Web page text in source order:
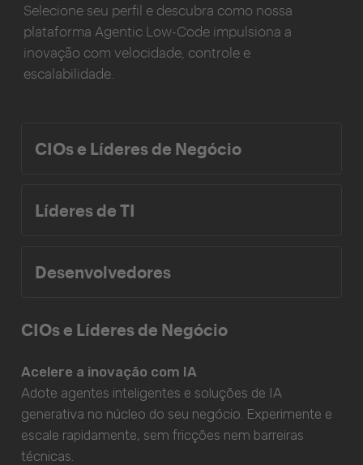
Selecione seu perfil e descubra como nossa
plataforma Agentic Low-Code impulsiona a
inovação com velocidade, controle e
escalabilidade.
CIOs e Líderes de Negócio
Líderes de TI
Desenvolvedores
CIOs e Líderes de Negócio
Acelere a inovação com IA
Adote agentes inteligentes e soluções de IA
generativa no núcleo do seu negócio. Experimente e
escale rapidamente, sem fricções nem barreiras
técnicas.